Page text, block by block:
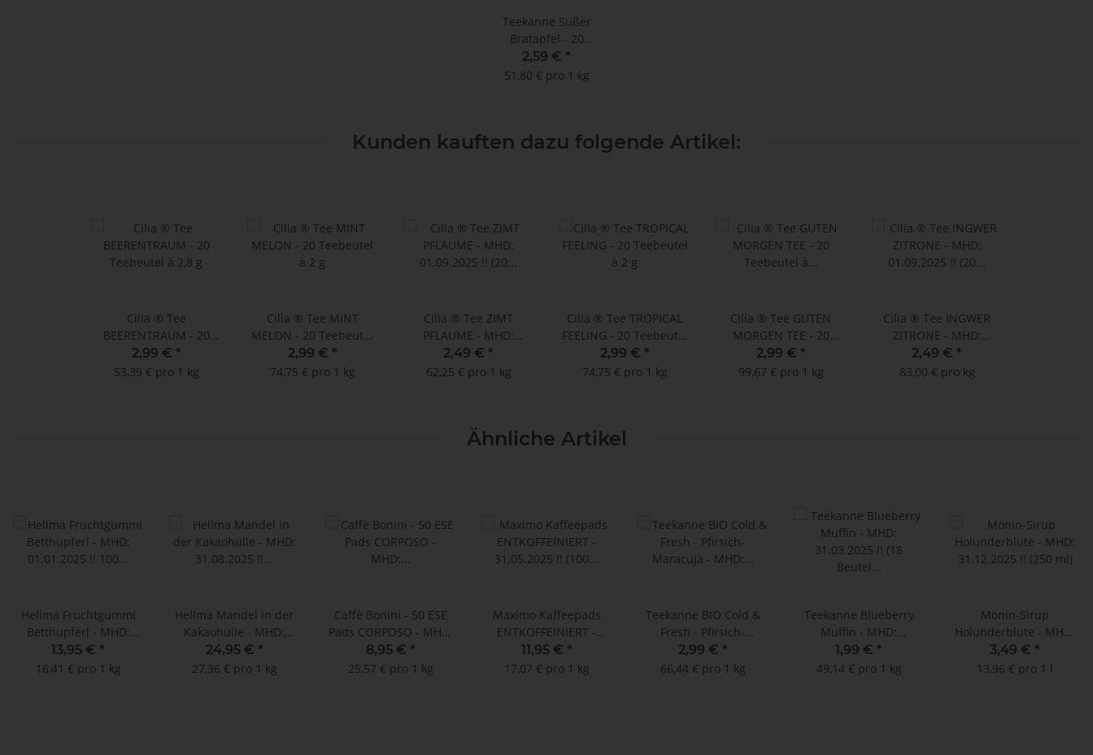
Teekanne Süßer
Bratapfel - 20
Teebeutel à 2,5 g **
2,59 € *
51,80 € pro 1 kg
Kunden kauften dazu folgende Artikel:
Cilia ® Tee
BEERENTRAUM - 20
Teebeutel à 2,8 g
2,99 € *
53,39 € pro 1 kg
Cilia ® Tee MINT
MELON - 20 Teebeutel
à 2 g
2,99 € *
74,75 € pro 1 kg
Cilia ® Tee ZIMT
PFLAUME - MHD:
01.09.2025 !! (20
Teebeutel à 2 g) **
2,49 € *
62,25 € pro 1 kg
Cilia ® Tee TROPICAL
FEELING - 20 Teebeutel
à 2 g
2,99 € *
74,75 € pro 1 kg
Cilia ® Tee GUTEN
MORGEN TEE - 20
Teebeutel à 1,5 g
2,99 € *
99,67 € pro 1 kg
Cilia ® Tee INGWER
ZITRONE - MHD:
01.09.2025 !! (20
Teebeutel à 1,5 g)
2,49 € *
83,00 € pro kg
Ähnliche Artikel
Hellma Fruchtgummi
Betthupferl - MHD:
01.01.2025 !! 100 Beutel
à 8,5 g (Runddose) **
13,95 € *
16,41 € pro 1 kg
Hellma Mandel in der
Kakaohülle - MHD:
31.08.2025 !! (circa 380
Stück)
24,95 € *
27,36 € pro 1 kg
Caffè Bonini - 50 ESE
Pads CORPOSO - MHD:
24.01.2025 !!
8,95 € *
25,57 € pro 1 kg
Maximo Kaffeepads
ENTKOFFEINIERT -
31.05.2025 !! (100 Pads
im Megabeutel)
11,95 € *
17,07 € pro 1 kg
Teekanne BIO Cold &
Fresh - Pfirsich-
Maracuja - MHD:
28.02.2025 ! (15
2,99 € *
66,44 € pro 1 kg
Teekanne Blueberry
Muffin - MHD:
31.03.2025 !! (18 Beutel
à 2,25 g)
1,99 € *
49,14 € pro 1 kg
Monin-Sirup
Holunderblüte - MHD:
31.12.2025 !! (250 ml)
3,49 € *
13,96 € pro 1 l